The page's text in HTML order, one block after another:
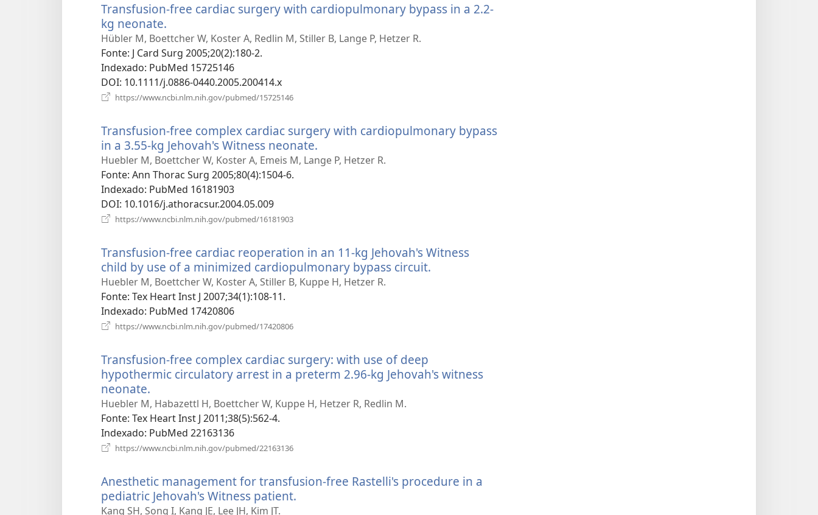
janela)
Transfusion-free cardiac surgery with cardiopulmonary bypass in a 2.2-
kg neonate.
uma
nova
janela)
Hübler M, Boettcher W, Koster A, Redlin M, Stiller B, Lange P, Hetzer R.
Fonte‎: J Card Surg 2005;20(2):180-2.
Indexado‎: PubMed 15725146
DOI‎: 10.1111/j.0886-0440.2005.200414.x
https://www.ncbi.nlm.nih.gov/pubmed/15725146
janela)
Transfusion-free complex cardiac surgery with cardiopulmonary bypass
in a 3.55-kg Jehovah's Witness neonate.
uma
Huebler M, Boettcher W, Koster A, Emeis M, Lange P, Hetzer R.
Fonte‎: Ann Thorac Surg 2005;80(4):1504-6.
Indexado‎: PubMed 16181903
DOI‎: 10.1016/j.athoracsur.2004.05.009
https://www.ncbi.nlm.nih.gov/pubmed/16181903
janela)
Transfusion-free cardiac reoperation in an 11-kg Jehovah's Witness
child by use of a minimized cardiopulmonary bypass circuit.
Huebler M, Boettcher W, Koster A, Stiller B, Kuppe H, Hetzer R.
Fonte‎: Tex Heart Inst J 2007;34(1):108-11.
Indexado‎: PubMed 17420806
https://www.ncbi.nlm.nih.gov/pubmed/17420806
janela)
Transfusion-free complex cardiac surgery: with use of deep
hypothermic circulatory arrest in a preterm 2.96-kg Jehovah's witness
neonate.
uma
nova
janela)
Huebler M, Habazettl H, Boettcher W, Kuppe H, Hetzer R, Redlin M.
Fonte‎: Tex Heart Inst J 2011;38(5):562-4.
Indexado‎: PubMed 22163136
https://www.ncbi.nlm.nih.gov/pubmed/22163136
janela)
Anesthetic management for transfusion-free Rastelli's procedure in a
pediatric Jehovah's Witness patient.
Kang SH, Song I, Kang JE, Lee JH, Kim JT.